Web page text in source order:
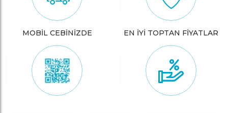
MOBİL CEBİNİZDE EN İYİ TOPTAN FİYATLAR